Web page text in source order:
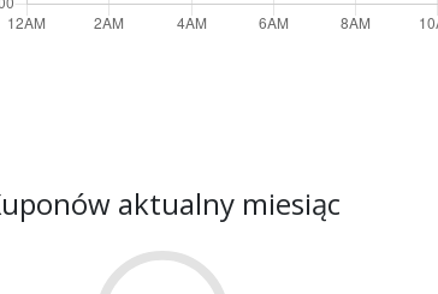
aktualny miesiąc